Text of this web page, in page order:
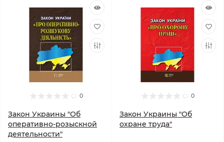
0
Закон Украины "Об
оперативно-розыскной
деятельности"
0
Закон Украины "Об
охране труда"